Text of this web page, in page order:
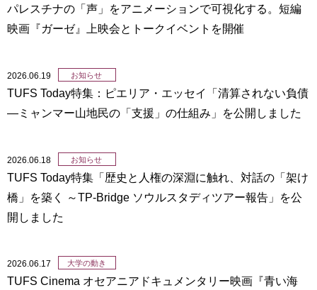
パレスチナの「声」をアニメーションで可視化する。短編
映画『ガーゼ』上映会とトークイベントを開催
2026.06.19 お知らせ
TUFS Today特集：ピエリア・エッセイ「清算されない負債
―ミャンマー山地民の「支援」の仕組み」を公開しました
2026.06.18 お知らせ
TUFS Today特集「歴史と人権の深淵に触れ、対話の「架け
橋」を築く ～TP-Bridge ソウルスタディツアー報告」を公
開しました
2026.06.17 大学の動き
TUFS Cinema オセアニアドキュメンタリー映画『青い海